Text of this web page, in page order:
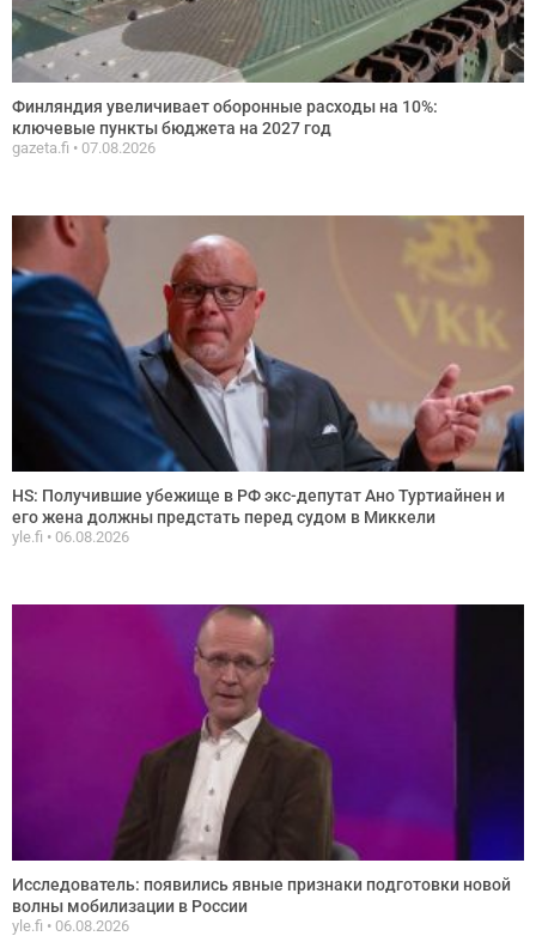
Финляндия увеличивает оборонные расходы на 10%:
ключевые пункты бюджета на 2027 год
gazeta.fi 07.08.2026
HS: Получившие убежище в РФ экс-депутат Ано Туртиайнен и
его жена должны предстать перед судом в Миккели
yle.fi 06.08.2026
Исследователь: появились явные признаки подготовки новой
волны мобилизации в России
yle.fi 06.08.2026